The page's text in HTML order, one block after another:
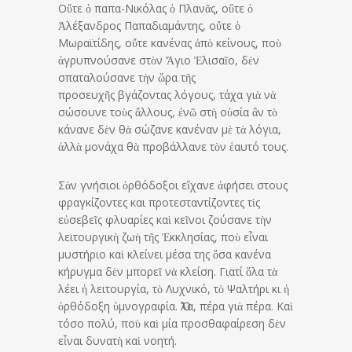
Οὔτε ὁ παπα-Νικόλας ὁ Πλανᾶς, οὔτε ὁ
Ἀλέξανδρος Παπαδιαμάντης, οὔτε ὁ
Μωραϊτίδης, οὔτε κανένας ἀπὸ κείνους, ποὺ
ἀγρυπνούσανε στὸν Ἅγιο Ἐλισαῖο, δὲν
σπαταλούσανε τὴν ὥρα τῆς
προσευχῆς βγάζοντας λόγους, τάχα γιὰ νὰ
σώσουνε τοὺς ἄλλους, ἐνῶ στὴ οὐσία ἂν τὸ
κάνανε δὲν θὰ σώζανε κανέναν μὲ τὰ λόγια,
ἀλλὰ μονάχα θὰ προβάλλανε τὸν ἑαυτό τους.
Σὰν γνήσιοι ὀρθόδοξοι εἴχανε ἀφήσει στους
φραγκίζοντες και προτεσταντίζοντες τὶς
εὐσεβεῖς φλυαρίες καὶ κεῖνοι ζούσανε τὴν
λειτουργικὴ ζωὴ τῆς Ἐκκλησίας, ποὺ εἶναι
μυστήριο καὶ κλείνει μέσα της ὅσα κανένα
κήρυγ­μα δὲν μπορεῖ νὰ κλείση. Γιατί ὅλα τὰ
λέει ἡ λειτουρ­γία, τὸ Λυχνικό, τὸ Ψαλτήρι κι ἡ
ὀρθόδοξη ὑμνογραφία. Ὅλα, πέρα γιὰ πέρα. Καὶ
τόσο πολύ, ποὺ καὶ μία προσθαφαίρεση δὲν
εἶναι δυνατὴ καὶ νοητή.